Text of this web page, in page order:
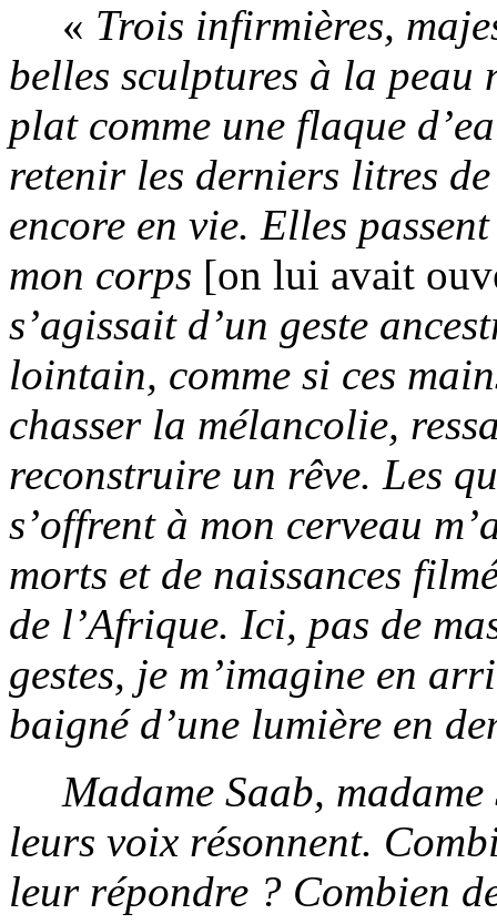
« Trois infirmières,
belles sculptures à la peau
plat comme une flaque
retenir les derniers litres
encore en vie. Elles
mon corps [on lui avait
s’agissait d’un geste
lointain, comme si ces
chasser la mélancolie,
reconstruire un rêve. Les
s’offrent à mon cerveau
morts et de naissances
de l’Afrique. Ici, pas de
gestes, je m’imagine en
baigné d’une lumière en
Madame Saab,
leurs voix résonnent.
leur répondre ? Combien